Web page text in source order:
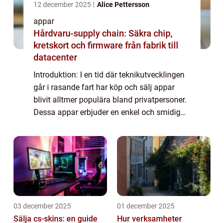
12 december 2025 Alice Pettersson
appar
Hårdvaru-supply chain: Säkra chip,
kretskort och firmware från fabrik till
datacenter
Introduktion: I en tid där teknikutvecklingen
går i rasande fart har köp och sälj appar
blivit alltmer populära bland privatpersoner.
Dessa appar erbjuder en enkel och smidig
tjänster utan att behöva lämna h...
03 december 2025
Sälja cs-skins: en guide
01 december 2025
Hur verksamheter